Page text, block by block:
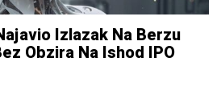
Izlazak Na Berzu
Obzira Na Ishod IPO